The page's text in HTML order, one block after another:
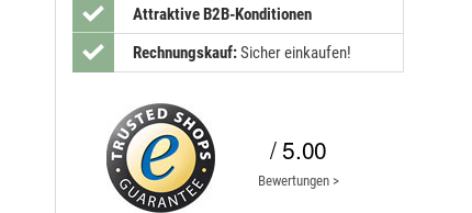
Attraktive B2B-Konditionen
Rechnungskauf:Sicher einkaufen!
/ 5.00
Bewertungen >